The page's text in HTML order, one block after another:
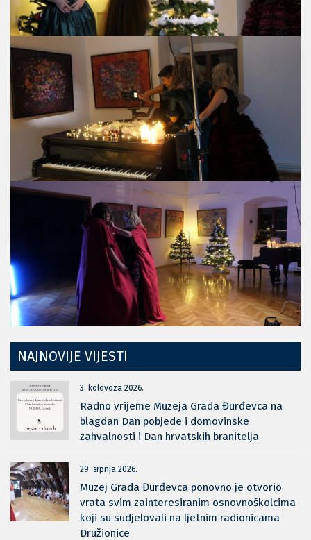
NAJNOVIJE VIJESTI
3. kolovoza 2026.
Radno vrijeme Muzeja Grada Đurđevca na
blagdan Dan pobjede i domovinske
zahvalnosti i Dan hrvatskih branitelja
29. srpnja 2026.
Muzej Grada Đurđevca ponovno je otvorio
vrata svim zainteresiranim osnovnoškolcima
koji su sudjelovali na ljetnim radionicama
Družionice